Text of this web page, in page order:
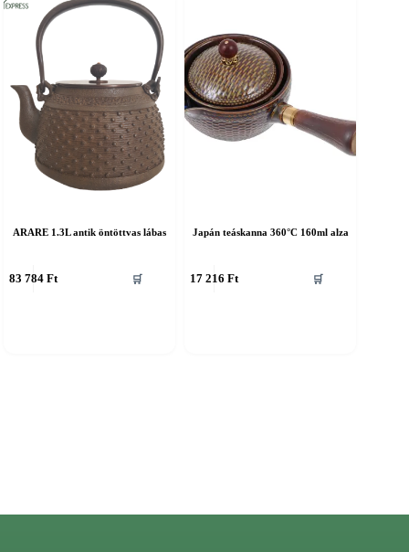
ARARE 1.3L antik öntöttvas lábas
83 784 Ft 🛒
Japán teáskanna 360°C 160ml alza
17 216 Ft 🛒